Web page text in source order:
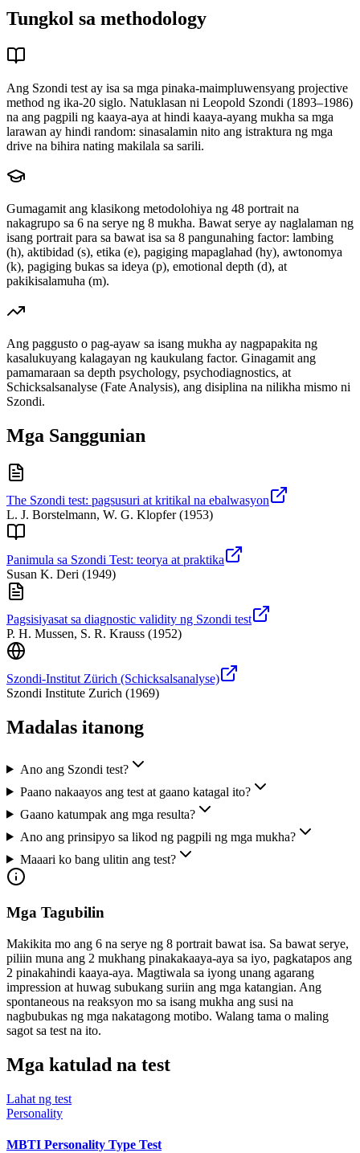
Tungkol sa methodology
Ang Szondi test ay isa sa mga pinaka-maimpluwensyang projective
method ng ika-20 siglo. Natuklasan ni Leopold Szondi (1893–1986)
na ang pagpili ng kaaya-aya at hindi kaaya-ayang mukha sa mga
larawan ay hindi random: sinasalamin nito ang istraktura ng mga
drive na bihira nating makilala sa sarili.
Gumagamit ang klasikong metodolohiya ng 48 portrait na
nakagrupo sa 6 na serye ng 8 mukha. Bawat serye ay naglalaman ng
isang portrait para sa bawat isa sa 8 pangunahing factor: lambing
(h), aktibidad (s), etika (e), pagiging mapaglahad (hy), awtonomya
(k), pagiging bukas sa ideya (p), emotional depth (d), at
pakikisalamuha (m).
Ang paggusto o pag-ayaw sa isang mukha ay nagpapakita ng
kasalukuyang kalagayan ng kaukulang factor. Ginagamit ang
pamamaraan sa depth psychology, psychodiagnostics, at
Schicksalsanalyse (Fate Analysis), ang disiplina na nilikha mismo ni
Szondi.
Mga Sanggunian
The Szondi test: pagsusuri at kritikal na ebalwasyon
L. J. Borstelmann, W. G. Klopfer(1953)
Panimula sa Szondi Test: teorya at praktika
Susan K. Deri (1949)
Pagsisiyasat sa diagnostic validity ng Szondi test
P. H. Mussen, S. R. Krauss (1952)
Szondi-Institut Zürich (Schicksalsanalyse)
Szondi Institute Zurich (1969)
Madalas itanong
Ano ang Szondi test?
Paano nakaayos ang test at gaano katagal ito?
Gaano katumpak ang mga resulta?
Ano ang prinsipyo sa likod ng pagpili ng mga mukha?
Maaari ko bang ulitin ang test?
Mga Tagubilin
Makikita mo ang 6 na serye ng 8 portrait bawat isa. Sa bawat serye,
piliin muna ang 2 mukhang pinakakaaya-aya sa iyo, pagkatapos ang
2 pinakahindi kaaya-aya. Magtiwala sa iyong unang agarang
impression at huwag subukang suriin ang mga katangian. Ang
spontaneous na reaksyon mo sa isang mukha ang susi na
nagbubukas ng mga nakatagong motibo. Walang tama o maling
sagot sa test na ito.
Mga katulad na test
Lahat ng test
Personality
MBTI Personality Type Test